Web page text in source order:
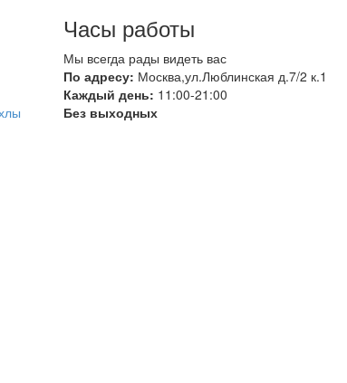
Часы работы
Мы всегда рады видеть вас
По адресу: Москва,ул.Люблинская д.7/2 к.1
Каждый день: 11:00-21:00
Без выходных